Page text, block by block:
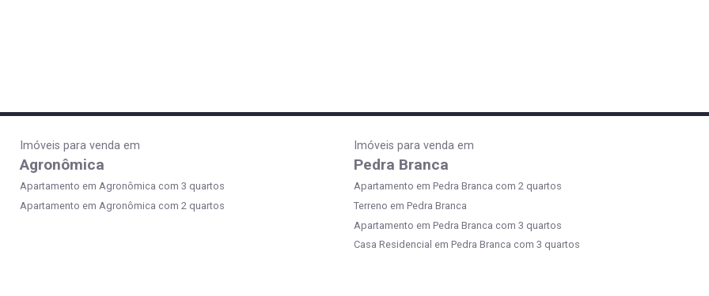
Imóveis para venda em
Agronômica
Apartamento em Agronômica com 3 quartos
Apartamento em Agronômica com 2 quartos
Imóveis para venda em
Pedra Branca
Apartamento em Pedra Branca com 2 quartos
Terreno em Pedra Branca
Apartamento em Pedra Branca com 3 quartos
Casa Residencial em Pedra Branca com 3 quartos